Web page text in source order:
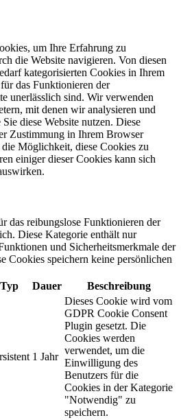
um Ihre Erfahrung zu
die Website navigieren. Von diesen
kategorisierten Cookies in Ihrem
das Funktionieren der
unerlässlich sind. Wir verwenden
mit denen wir analysieren und
diese Website nutzen. Diese
Zustimmung in Ihrem Browser
die Möglichkeit, diese Cookies zu
einiger dieser Cookies kann sich
das reibungslose Funktionieren der
Diese Kategorie enthält nur
und Sicherheitsmerkmale der
Cookies speichern keine persönlichen
Typ Dauer Beschreibung
1 Jahr
Dieses Cookie wird vom
GDPR Cookie Consent
Plugin gesetzt. Die
Cookies werden
verwendet, um die
Einwilligung des
Benutzers für die
Cookies in der Kategorie
"Notwendig" zu
speichern.